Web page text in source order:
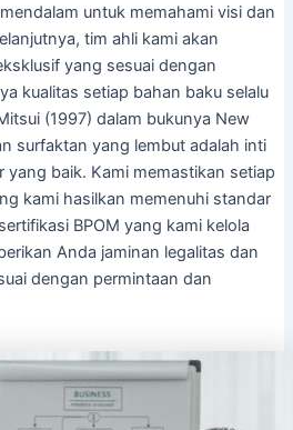
untuk memahami visi dan
tim ahli kami akan
yang sesuai dengan
kualitas setiap bahan baku selalu
(1997) dalam bukunya New
surfaktan yang lembut adalah inti
yang baik. Kami memastikan setiap
kami hasilkan memenuhi standar
BPOM yang kami kelola
Anda jaminan legalitas dan
dengan permintaan dan